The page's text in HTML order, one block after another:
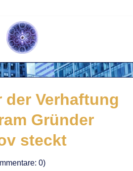
der Verhaftung
Gründer
steckt
0)